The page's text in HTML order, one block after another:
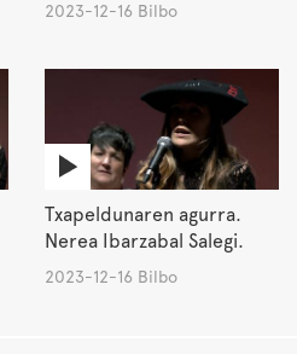
2023-12-16 Bilbo
Txapeldunaren agurra.
Nerea Ibarzabal Salegi.
2023-12-16 Bilbo